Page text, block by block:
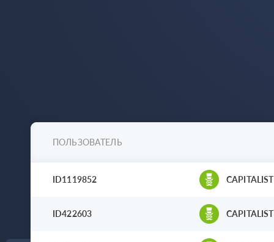
ПОЛЬЗОВАТЕЛЬ
ID1119852 CAPITALIST
ID422603 CAPITALIST